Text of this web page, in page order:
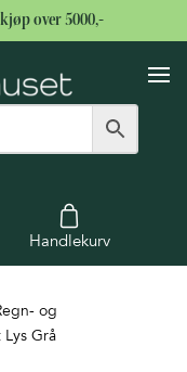
over 5000,-
Handlekurv
og
Grå